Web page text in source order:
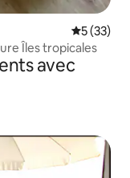
5 (33)
Îles tropicales
avec